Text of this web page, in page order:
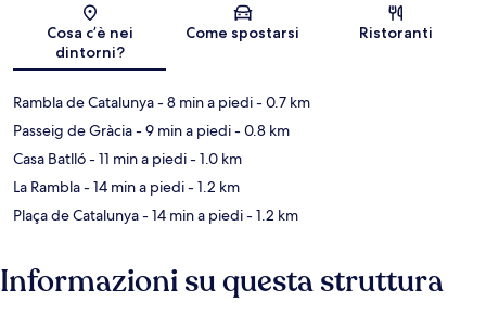
Mappa
Cosa c’è nei
dintorni?
Come spostarsi Ristoranti
Rambla de Catalunya- 8 min a piedi- 0.7 km
Passeig de Gràcia- 9 min a piedi- 0.8 km
Casa Batlló- 11 min a piedi- 1.0 km
La Rambla- 14 min a piedi- 1.2 km
Plaça de Catalunya- 14 min a piedi- 1.2 km
Informazioni su questa struttura